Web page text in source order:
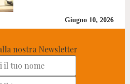
Giugno 10, 2026
nostra Newsletter